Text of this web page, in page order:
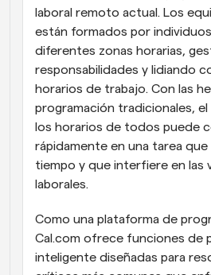
laboral remoto actual. Los
están formados por
diferentes zonas horarias,
responsabilidades y lidiando
horarios de trabajo. Con las
programación tradicionales,
los horarios de todos puede
rápidamente en una tarea
tiempo y que interfiere en las
laborales.
Como una plataforma de
Cal.com ofrece funciones de
inteligente diseñadas para